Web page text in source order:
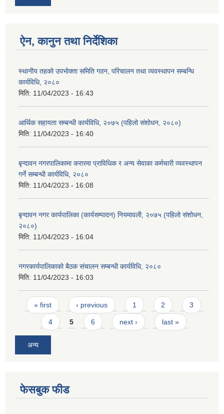
ऐन, कानुन तथा निर्देशिका
स्थानीय तहको उपभोक्ता समिति गठन, परिचालन तथा व्यवस्थापन सम्बन्धि
कार्यविधि, २०८०
मिति: 11/04/2023 - 16:43
आर्थिक सहायता सम्बन्धी कार्यविधि, २०७५ (पहिलो संशोधन, २०८०)
मिति: 11/04/2023 - 16:40
बृन्दावन नगरपालिकामा करारमा प्राविधिक र अन्य सेवाका कर्मचारी व्यवस्थापन
गर्ने सम्बन्धी कार्यविधि, २०८०
मिति: 11/04/2023 - 16:08
बृन्दावन नगर कार्यपालिका (कार्यसम्पादन) नियमावली, २०७५ (पहिलो संशोधन,
२०८०)
मिति: 11/04/2023 - 16:04
नगरकार्यपालिकाको बैठक संचालन सम्बन्धी कार्यविधि, २०८०
मिति: 11/04/2023 - 16:03
Pages
« first ‹ previous 1 2 3
4 5 6 next › last »
अन्य
फेसबुक फीड